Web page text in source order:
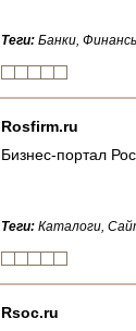
Теги: Банки,
Rosfirm.ru
Бизнес-портал
Теги: Каталоги,
Rsoc.ru